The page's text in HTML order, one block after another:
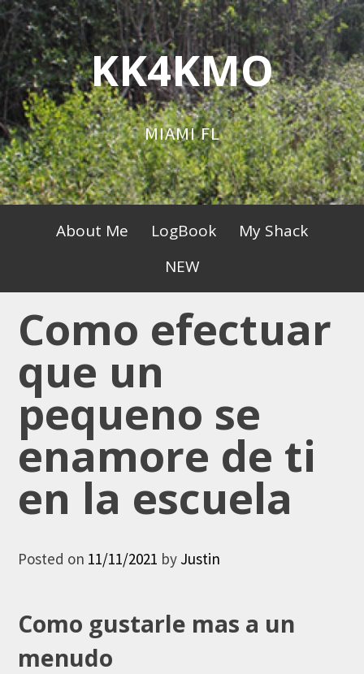
Skip
to
content
KK4KMO
MIAMI FL
Primary
About Me LogBook
My Shack
NEW
Como efectuar
que un
pequeno se
enamore de ti
en la escuela
Posted on 11/11/2021 by Justin
Como gustarle mas a un
menudo